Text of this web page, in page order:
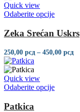
Quick view
Odaberite opcije
Zeka Srećan Uskrs
250,00 рсд – 450,00 рсд
Quick view
Odaberite opcije
Patkica